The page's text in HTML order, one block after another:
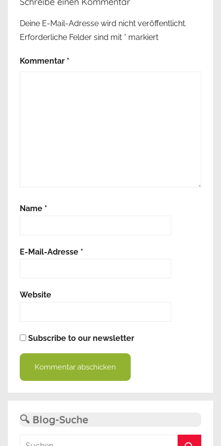
Deine E-Mail-Adresse wird nicht veröffentlicht.
Erforderliche Felder sind mit * markiert
Kommentar *
Name *
E-Mail-Adresse *
Website
Subscribe to our newsletter
🔍 Blog-Suche
Suchen